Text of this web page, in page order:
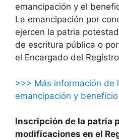
emancipación y el
La emancipación por
ejercen la patria
de escritura pública o
el Encargado del
>>> Más información de
emancipación y
Inscripción de la patria
modificaciones en el